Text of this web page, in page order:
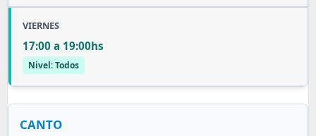
VIERNES
17:00 a 19:00hs
Nivel: Todos
CANTO